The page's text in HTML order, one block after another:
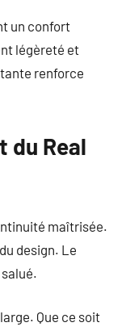
un confort
légèreté et
renforce
du Real
maîtrisée.
design. Le
Que ce soit